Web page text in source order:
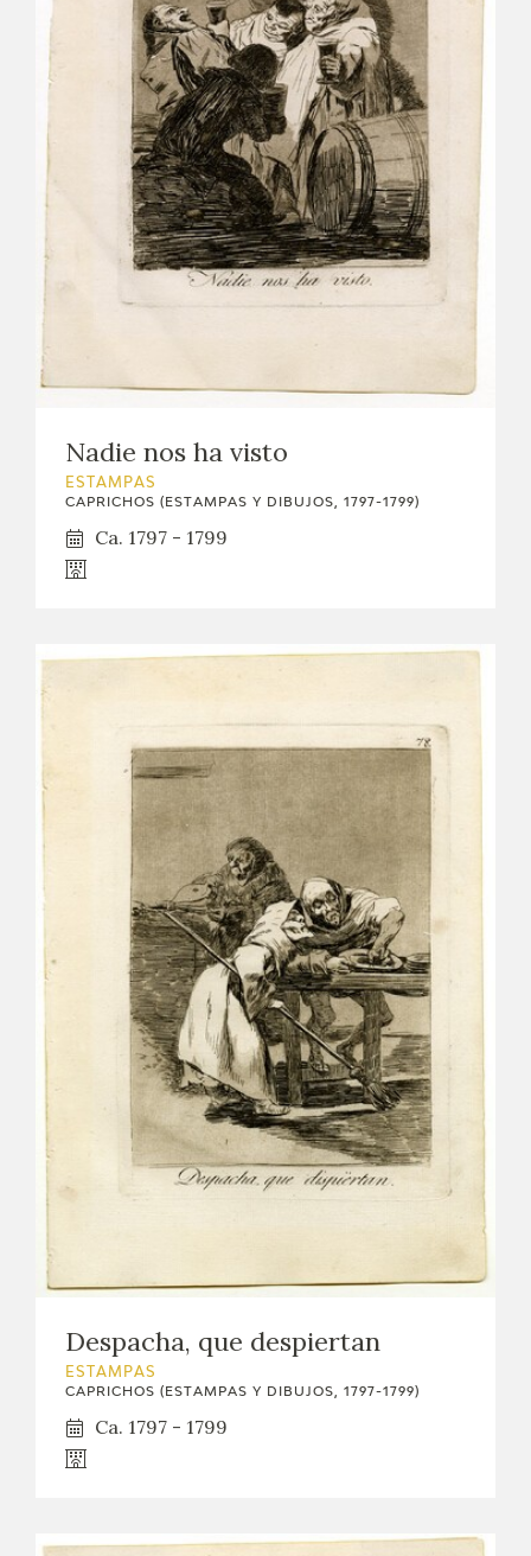
Nadie nos ha visto
ESTAMPAS
CAPRICHOS (ESTAMPAS Y DIBUJOS, 1797-1799)
Ca. 1797 - 1799
Despacha, que despiertan
ESTAMPAS
CAPRICHOS (ESTAMPAS Y DIBUJOS, 1797-1799)
Ca. 1797 - 1799